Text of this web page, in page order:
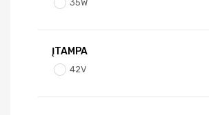
35W
ĮTAMPA
42V